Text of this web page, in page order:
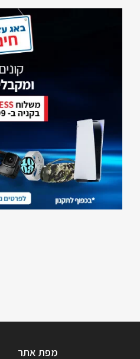
מפת אתר